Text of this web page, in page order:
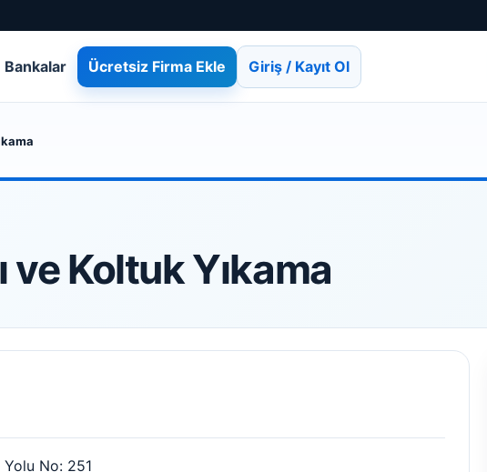
Bankalar Ücretsiz Firma Ekle Giriş / Kayıt Ol
ve Koltuk Yıkama
Yolu No: 251